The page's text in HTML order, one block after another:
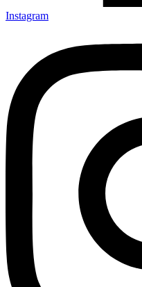
Instagram